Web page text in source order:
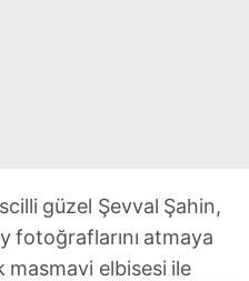
güzel Şevval Şahin,
fotoğraflarını atmaya
masmavi elbisesi ile